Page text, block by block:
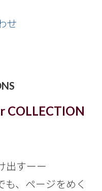
せ
出すーー
も、ページをめく